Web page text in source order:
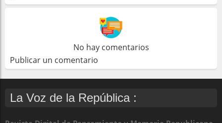
No hay comentarios
Publicar un comentario
La Voz de la República :